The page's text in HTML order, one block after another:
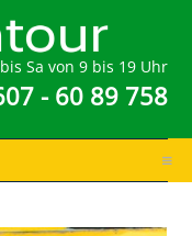
Sa von 9 bis 19 Uhr
- 60 89 758